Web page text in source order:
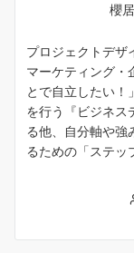
櫻
プロジェクトデ
マーケティング・
とで自立したい！
を行う『ビジネス
る他、自分軸や強
るための「ステッ